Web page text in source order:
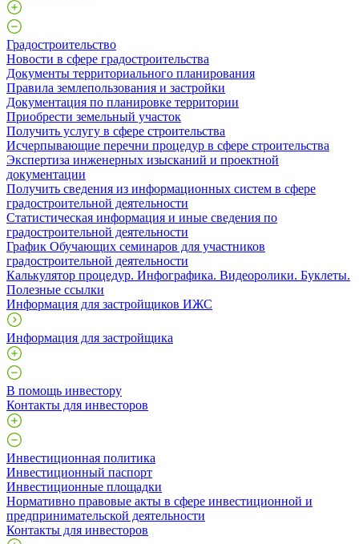
Градостроительство
Новости в сфере градостроительства
Документы территориального планирования
Правила землепользования и застройки
Документация по планировке территории
Приобрести земельный участок
Получить услугу в сфере строительства
Исчерпывающие перечни процедур в сфере строительства
Экспертиза инженерных изысканий и проектной
документации
Получить сведения из информационных систем в сфере
градостроительной деятельности
Статистическая информация и иные сведения по
градостроительной деятельности
График Обучающих семинаров для участников
градостроительной деятельности
Калькулятор процедур. Инфографика. Видеоролики. Буклеты.
Полезные ссылки
Информация для застройщиков ИЖС
Информация для застройщика
В помощь инвестору
Контакты для инвесторов
Инвестиционная политика
Инвестиционный паспорт
Инвестиционные площадки
Нормативно правовые акты в сфере инвестиционной и
предпринимательской деятельности
Контакты для инвесторов